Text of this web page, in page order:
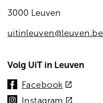
3000 Leuven
uitinleuven@leuven.be
Volg UiT in Leuven
Facebook (externe
link)
Instagram(externe